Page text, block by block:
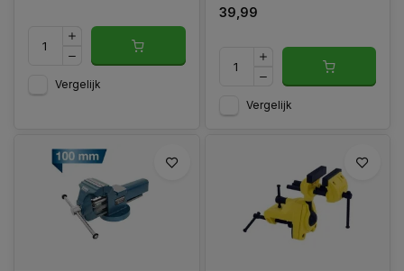
Vergelijk
39,99
Vergelijk